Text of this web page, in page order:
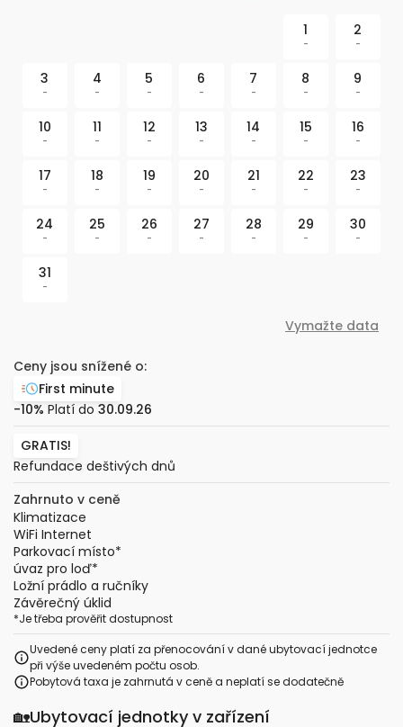
1
-
2
-
3
-
4
-
5
-
6
-
7
-
8
-
9
-
10
-
11
-
12
-
13
-
14
-
15
-
16
-
17
-
18
-
19
-
20
-
21
-
22
-
23
-
24
-
25
-
26
-
27
-
28
-
29
-
30
-
31
-
Vymažte data
Ceny jsou snížené o:
First minute
-10% Platí do 30.09.26
GRATIS!
Refundace deštivých dnů
Zahrnuto v ceně
Klimatizace
WiFi Internet
Parkovací místo*
úvaz pro loď*
Ložní prádlo a ručníky
Závěrečný úklid
*Je třeba prověřit dostupnost
Uvedené ceny platí za přenocování v dané ubytovací jednotce
při výše uvedeném počtu osob.
Pobytová taxa je zahrnutá v ceně a neplatí se dodatečně
🏡Ubytovací jednotky v zařízení